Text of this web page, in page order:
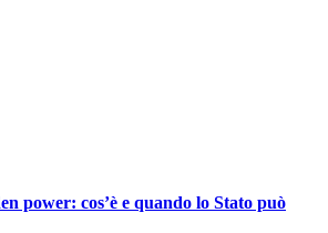
power: cos’è e quando lo Stato può